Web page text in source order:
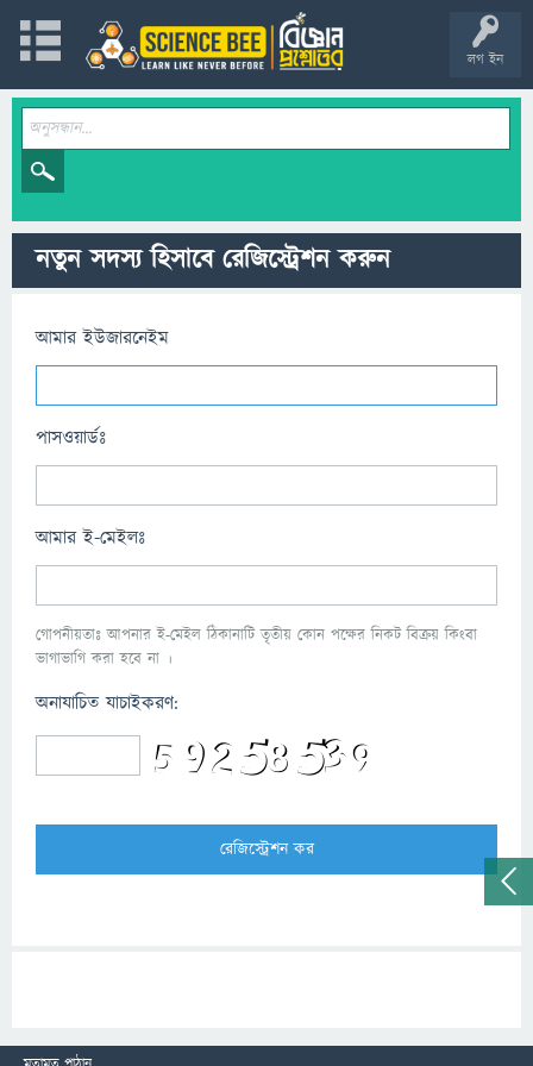
লগ ইন
নতুন সদস্য হিসাবে রেজিস্ট্রেশন করুন
আমার ইউজারনেইম
পাসওয়ার্ডঃ
আমার ই-মেইলঃ
গোপনীয়তাঃ আপনার ই-মেইল ঠিকানাটি তৃতীয় কোন পক্ষের নিকট বিক্রয় কিংবা
ভাগাভাগি করা হবে না ।
অনাযাচিত যাচাইকরণ: